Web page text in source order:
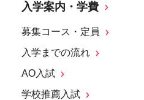
入学案内・学費
募集コース・定員
入学までの流れ
AO入試
学校推薦入試